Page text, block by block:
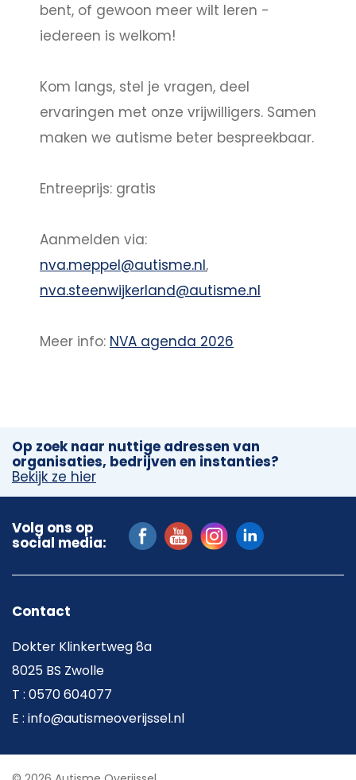
bent, of gewoon meer wilt leren -
iedereen is welkom!
Kom langs, stel je vragen, deel
ervaringen met onze vrijwilligers. Samen
maken we autisme beter bespreekbaar.
Entreeprijs: gratis
Aanmelden via:
nva.meppel@autisme.nl,
nva.steenwijkerland@autisme.nl
Meer info: NVA agenda 2026
Op zoek naar nuttige adressen van
organisaties, bedrijven en instanties?
Bekijk ze hier
Volg ons op
social media:
Contact
Dokter Klinkertweg 8a
8025 BS Zwolle
T : 0570 604077
E : info@autismeoverijssel.nl